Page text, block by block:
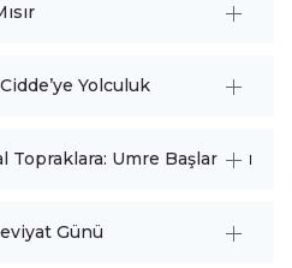
Yolculuk
Topraklara: Umre Başlangıcı
Günü